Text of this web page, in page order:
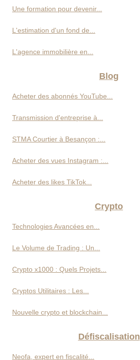
Une formation pour devenir...
L'estimation d'un fond de...
L'agence immobilière en...
Blog
Acheter des abonnés YouTube...
Transmission d'entreprise à...
STMA Courtier à Besançon :...
Acheter des vues Instagram :...
Acheter des likes TikTok...
Crypto
Technologies Avancées en...
Le Volume de Trading : Un...
Crypto x1000 : Quels Projets...
Cryptos Utilitaires : Les...
Nouvelle crypto et blockchain...
Défiscalisation
Neofa, expert en fiscalité...